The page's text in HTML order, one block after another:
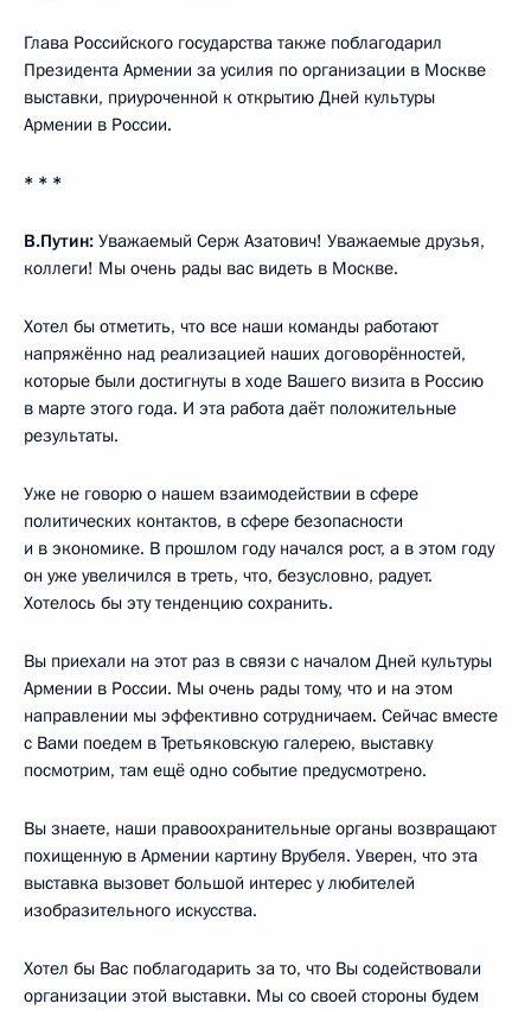
Глава Российского государства также поблагодарил
Президента Армении за усилия по организации в Москве
выставки, приуроченной к открытию Дней культуры
Армении в России.
* * *
В.Путин: Уважаемый Серж Азатович! Уважаемые друзья,
коллеги! Мы очень рады вас видеть в Москве.
Хотел бы отметить, что все наши команды работают
напряжённо над реализацией наших договорённостей,
которые были достигнуты в ходе Вашего визита в Россию
в марте этого года. И эта работа даёт положительные
результаты.
Уже не говорю о нашем взаимодействии в сфере
политических контактов, в сфере безопасности
и в экономике. В прошлом году начался рост, а в этом году
он уже увеличился в треть, что, безусловно, радует.
Хотелось бы эту тенденцию сохранить.
Вы приехали на этот раз в связи с началом Дней культуры
Армении в России. Мы очень рады тому, что и на этом
направлении мы эффективно сотрудничаем. Сейчас вместе
с Вами поедем в Третьяковскую галерею, выставку
посмотрим, там ещё одно событие предусмотрено.
Вы знаете, наши правоохранительные органы возвращают
похищенную в Армении картину Врубеля. Уверен, что эта
выставка вызовет большой интерес у любителей
изобразительного искусства.
Хотел бы Вас поблагодарить за то, что Вы содействовали
организации этой выставки. Мы со своей стороны будем